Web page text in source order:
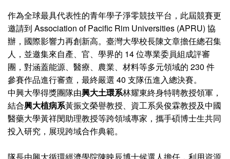
作為全球最具代表性的青年學子淨零競技平台，此屆競賽更
邀請到 Association of Pacific Rim Universities (APRU) 協
辦，國際影響力再創新高。臺灣大學校長陳文章擔任總召集
人，並邀集來自產、官、學界的 14 位專業委員組成評審
團，對涵蓋能源、醫療、農業、材料等多元領域的 230 件
參賽作品進行審查，最終嚴選 40 支隊伍進入總決賽。
中興大學得獎團隊由興大土環系林耀東終身特聘教授領軍，
結合興大植病系黃振文榮譽教授、資工系吳俊霖教授及中國
醫藥大學黃祥閔助理教授等跨領域專家，攜手碩博士生共同
投入研究，展現跨域合作典範。
隊長由興大循環經濟學院陳映辰博士候選人擔任，利用資源